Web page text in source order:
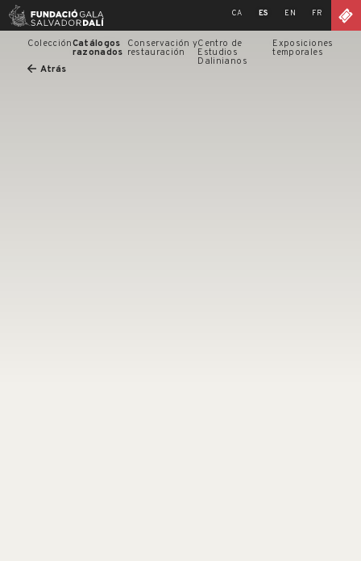
Skip
CA ES EN FR
ColecciónCatálogos
razonados
Conservación y
restauración
Centro de
Estudios
Dalinianos
Exposiciones
temporales
Atrás